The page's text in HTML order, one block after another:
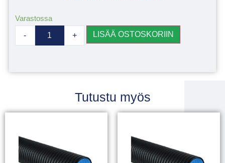
Varastossa
- + LISÄÄ OSTOSKORIIN
Tutustu myös